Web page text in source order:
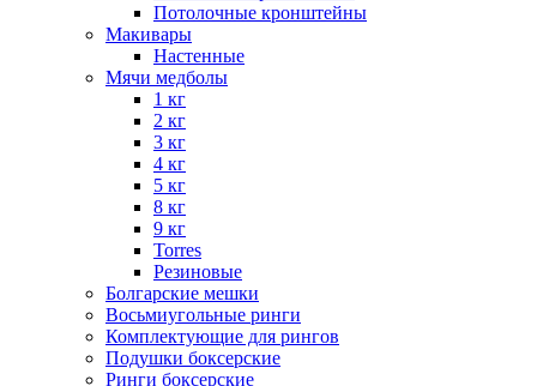
Потолочные кронштейны
Макивары
Настенные
Мячи медболы
1 кг
2 кг
3 кг
4 кг
5 кг
8 кг
9 кг
Torres
Резиновые
Болгарские мешки
Восьмиугольные ринги
Комплектующие для рингов
Подушки боксерские
Ринги боксерские